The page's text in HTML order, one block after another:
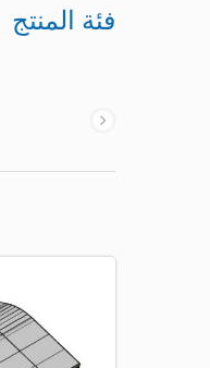
فئة المنتج